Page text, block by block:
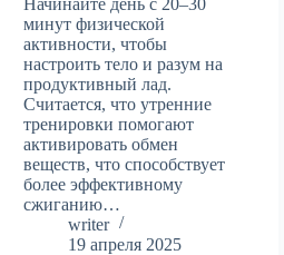
минут физической
активности, чтобы
настроить тело и разум на
продуктивный лад.
Считается, что утренние
тренировки помогают
активировать обмен
веществ, что способствует
более эффективному
сжиганию…
writer
19 апреля 2025